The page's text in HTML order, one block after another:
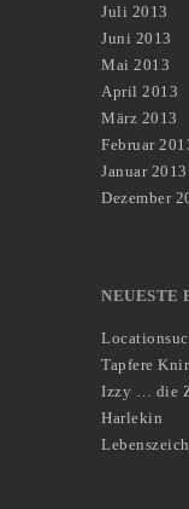
Juli 2013
Juni 2013
Mai 2013
April 2013
März 2013
Februar
Januar 2013
Dezember
NEUESTE
Tapfere
Izzy … die
Harlekin